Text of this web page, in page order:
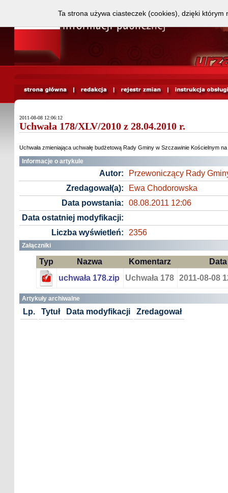
2011-08-08 12:06:12
Uchwała 178/XLV/2010 z 28.04.2010 r.
Uchwała zmieniająca uchwałę budżetową Rady Gminy w Szczawinie Kościelnym
Informacje o artykule
Autor:
Przewoniczący Rady
Zredagował(a):
Ewa Chodorowska
Data powstania:
08.08.2011 12:06
Data ostatniej modyfikacji:
Liczba wyświetleń:
2356
Załączniki
Typ Nazwa Komentarz
Data
uchwała 178.zip
Uchwała 178 2011-08-08
Artykuły archiwalne
Lp. Tytuł Data modyfikacji Zredagował
Ta strona używa ciasteczek (cookies), dzięki którym